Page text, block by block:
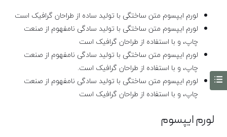
لورم ایپسوم متن ساختگی با تولید ساده از طراحان گرافیک است
لورم ایپسوم متن ساختگی با تولید سادگی نامفهوم از صنعت
چاپ، و با استفاده از طراحان گرافیک است
لورم ایپسوم متن ساختگی با تولید سادگی نامفهوم از صنعت
چاپ، و با استفاده از طراحان گرافیک است.
لورم ایپسوم متن ساختگی با تولید سادگی نامفهوم از صنعت
چاپ، و با استفاده از طراحان گرافیک است
لورم ایپسوم